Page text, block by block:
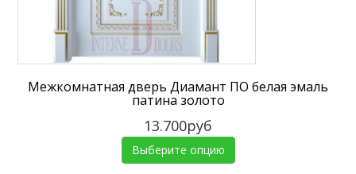
Межкомнатная дверь Диамант ПО белая эмаль
патина золото
13.700руб
Выберите опцию